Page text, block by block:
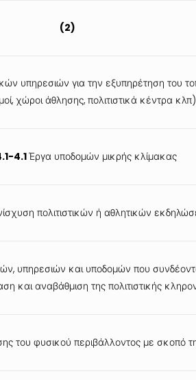
(2)
υπηρεσιών για την εξυπηρέτηση του
χώροι άθλησης, πολιτιστικά κέντρα
4.1Έργα υποδομών μικρής κλίμακας
πολιτιστικών ή αθλητικών
υπηρεσιών και υποδομών που
και αναβάθμιση της πολιτιστικής
του φυσικού περιβάλλοντος με σκοπό